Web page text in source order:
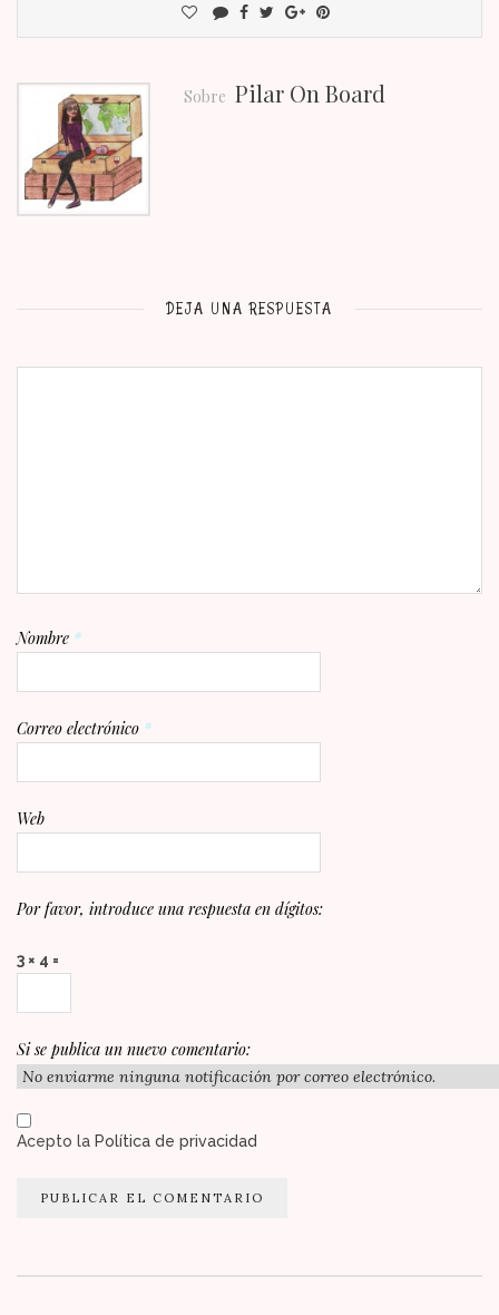
Sobre Pilar On Board
DEJA UNA RESPUESTA
Nombre *
Correo electrónico *
Web
Por favor, introduce una respuesta en dígitos:
3 × 4 =
Si se publica un nuevo comentario:
Acepto la Política de privacidad